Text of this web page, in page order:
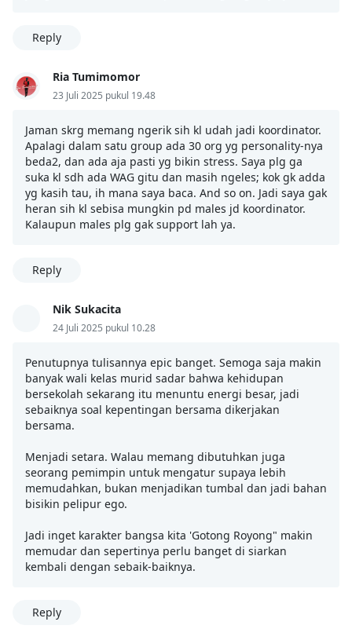
Reply
Ria Tumimomor
23 Juli 2025 pukul 19.48
Jaman skrg memang ngerik sih kl udah jadi koordinator.
Apalagi dalam satu group ada 30 org yg personality-nya
beda2, dan ada aja pasti yg bikin stress. Saya plg ga
suka kl sdh ada WAG gitu dan masih ngeles; kok gk adda
yg kasih tau, ih mana saya baca. And so on. Jadi saya gak
heran sih kl sebisa mungkin pd males jd koordinator.
Kalaupun males plg gak support lah ya.
Reply
Nik Sukacita
24 Juli 2025 pukul 10.28
Penutupnya tulisannya epic banget. Semoga saja makin
banyak wali kelas murid sadar bahwa kehidupan
bersekolah sekarang itu menuntu energi besar, jadi
sebaiknya soal kepentingan bersama dikerjakan
bersama.
Menjadi setara. Walau memang dibutuhkan juga
seorang pemimpin untuk mengatur supaya lebih
memudahkan, bukan menjadikan tumbal dan jadi bahan
bisikin pelipur ego.
Jadi inget karakter bangsa kita 'Gotong Royong" makin
memudar dan sepertinya perlu banget di siarkan
kembali dengan sebaik-baiknya.
Reply